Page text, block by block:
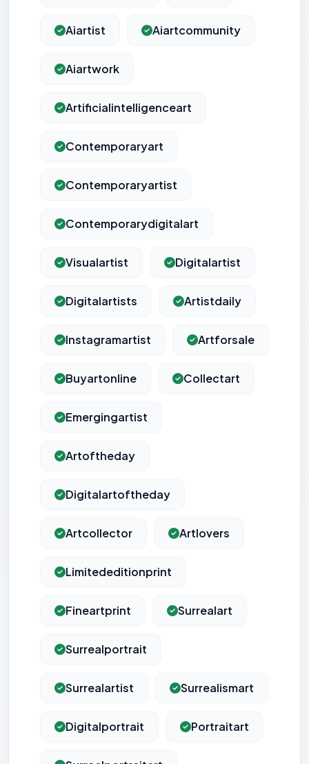
Aiartist Aiartcommunity
Aiartwork
Artificialintelligenceart
Contemporaryart
Contemporaryartist
Contemporarydigitalart
Visualartist Digitalartist
Digitalartists Artistdaily
Instagramartist Artforsale
Buyartonline Collectart
Emergingartist
Artoftheday
Digitalartoftheday
Artcollector Artlovers
Limitededitionprint
Fineartprint Surrealart
Surrealportrait
Surrealartist Surrealismart
Digitalportrait Portraitart